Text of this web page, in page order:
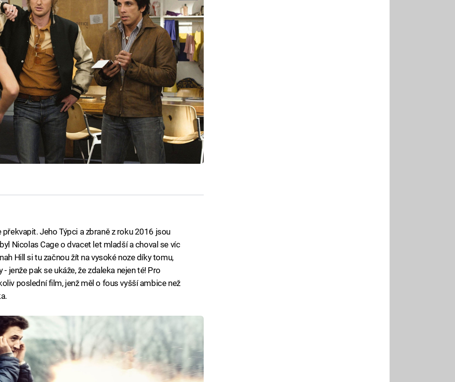
Jeho Týpci a zbraně z roku 2016 jsou
Nicolas Cage o dvacet let mladší a choval se víc
Hill si tu začnou žít na vysoké noze díky tomu,
jenže pak se ukáže, že zdaleka nejen té! Pro
poslední film, jenž měl o fous vyšší ambice než